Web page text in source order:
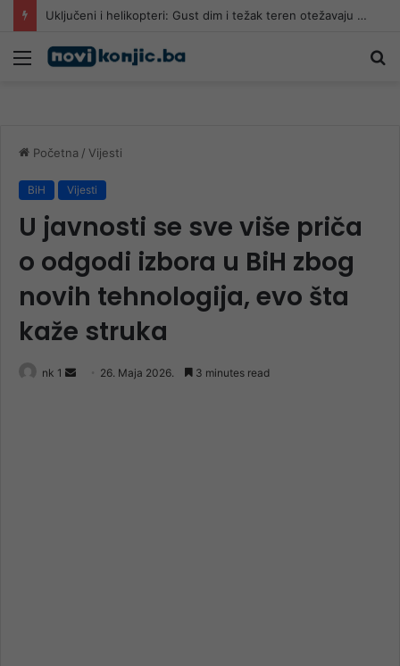
Uključeni i helikopteri: Gust dim i težak teren otežavaju gašenje požara kod Konjica
Meni
Početna / Vijesti
BiH Vijesti
U javnosti se sve više priča
o odgodi izbora u BiH zbog
novih tehnologija, evo šta
kaže struka
nk 1
Send 26. Maja 2026. 3 minutes read